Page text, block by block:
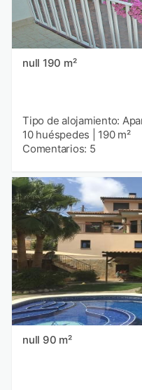
null 190 m²
Tipo de alojamiento:
10 huéspedes
190 m²
Comentarios: 5
null 90 m²